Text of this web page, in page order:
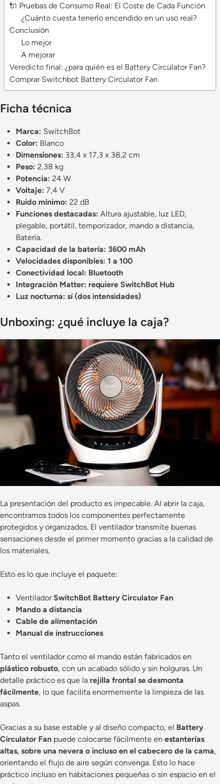
🔌 Pruebas de Consumo Real: El Coste de Cada Función
¿Cuánto cuesta tenerlo encendido en un uso real?
Conclusión
Lo mejor
A mejorar
Veredicto final: ¿para quién es el Battery Circulator Fan?
Comprar Switchbot Battery Circulator Fan
Ficha técnica
Marca: SwitchBot
Color: Blanco
Dimensiones: 33,4 x 17,3 x 38,2 cm
Peso: 2,38 kg
Potencia: 24 W
Voltaje: 7,4 V
Ruido mínimo: 22 dB
Funciones destacadas: Altura ajustable, luz LED,
plegable, portátil, temporizador, mando a distancia,
Batería.
Capacidad de la batería: 3600 mAh
Velocidades disponibles: 1 a 100
Conectividad local: Bluetooth
Integración Matter: requiere SwitchBot Hub
Luz nocturna: sí (dos intensidades)
Unboxing: ¿qué incluye la caja?
La presentación del producto es impecable. Al abrir la caja,
encontramos todos los componentes perfectamente
protegidos y organizados. El ventilador transmite buenas
sensaciones desde el primer momento gracias a la calidad de
los materiales.
Esto es lo que incluye el paquete:
Ventilador SwitchBot Battery Circulator Fan
Mando a distancia
Cable de alimentación
Manual de instrucciones
Tanto el ventilador como el mando están fabricados en
plástico robusto, con un acabado sólido y sin holguras. Un
detalle práctico es que la rejilla frontal se desmonta
fácilmente, lo que facilita enormemente la limpieza de las
aspas.
Gracias a su base estable y al diseño compacto, el Battery
Circulator Fan puede colocarse fácilmente en estanterías
altas, sobre una nevera o incluso en el cabecero de la cama,
orientando el flujo de aire según convenga. Esto lo hace
práctico incluso en habitaciones pequeñas o sin espacio en el